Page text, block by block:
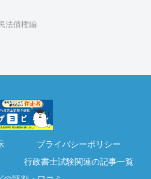
法債権編
プライバシーポリシー
行政書士試験関連の記事一覧